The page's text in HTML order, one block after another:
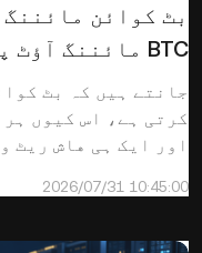
بٹ کوائن
BTC مائننگ آؤٹ پٹ کیوں تبدیل ہوتا ہے
جانتے ہیں کہ بٹ
اور ایک ہی هاش ریٹ
2026/07/31 10:45:00